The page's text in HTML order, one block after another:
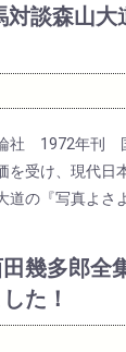
対談森山大
社 1972年刊
を受け、現代日
道の『写真よさ
年生まれの森
浩二らの創刊し
幾多郎全
た！